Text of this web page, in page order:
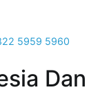
Dan